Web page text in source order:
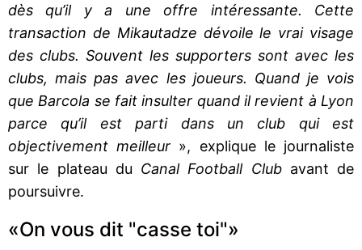
dès qu’il y a une offre intéressante. Cette
transaction de Mikautadze dévoile le vrai visage
des clubs. Souvent les supporters sont avec les
clubs, mais pas avec les joueurs. Quand je vois
que Barcola se fait insulter quand il revient à Lyon
parce qu’il est parti dans un club qui est
objectivement meilleur », explique le journaliste
sur le plateau du Canal Football Club avant de
poursuivre.
«On vous dit "casse toi"»